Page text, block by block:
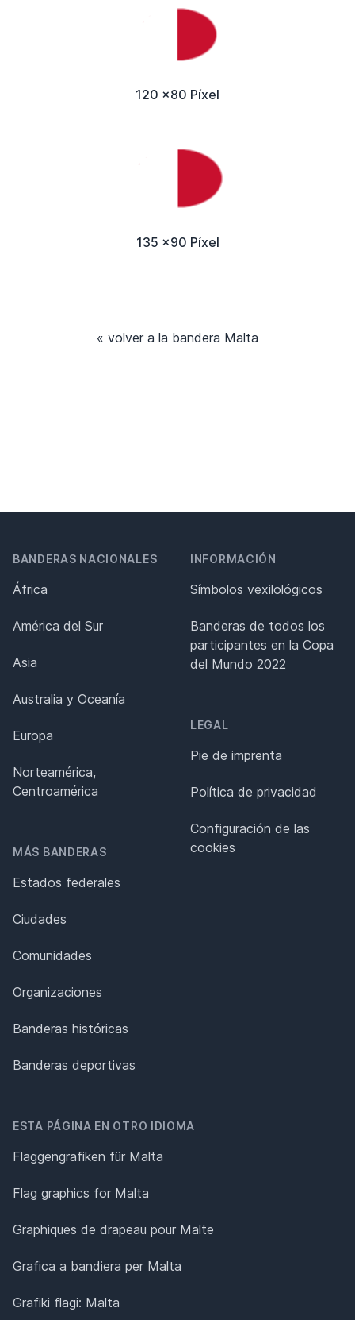
120 x80 Píxel
135 x90 Píxel
« volver a la bandera Malta
BANDERAS NACIONALES
África
América del Sur
Asia
Australia y Oceanía
Europa
Norteamérica,
Centroamérica
MÁS BANDERAS
Estados federales
Ciudades
Comunidades
Organizaciones
Banderas históricas
Banderas deportivas
INFORMACIÓN
Símbolos vexilológicos
Banderas de todos los
participantes en la Copa
del Mundo 2022
LEGAL
Pie de imprenta
Política de privacidad
Configuración de las
cookies
ESTA PÁGINA EN OTRO IDIOMA
Flaggengrafiken für Malta
Flag graphics for Malta
Graphiques de drapeau pour Malte
Grafica a bandiera per Malta
Grafiki flagi: Malta